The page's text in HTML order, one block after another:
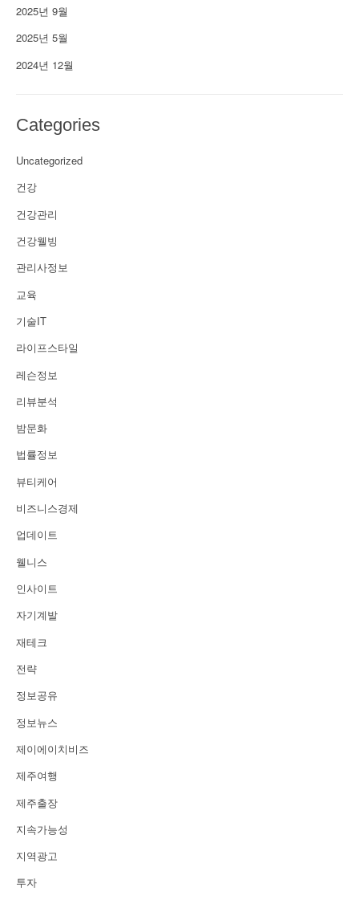
2025년 9월
2025년 5월
2024년 12월
Categories
Uncategorized
건강
건강관리
건강웰빙
관리사정보
교육
기술IT
라이프스타일
레슨정보
리뷰분석
밤문화
법률정보
뷰티케어
비즈니스경제
업데이트
웰니스
인사이트
자기계발
재테크
전략
정보공유
정보뉴스
제이에이치비즈
제주여행
제주출장
지속가능성
지역광고
투자